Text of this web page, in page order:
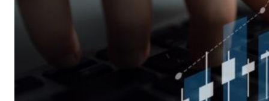
mercados
financieros: el análisis
técnico. Los patrones
de gráficos son una